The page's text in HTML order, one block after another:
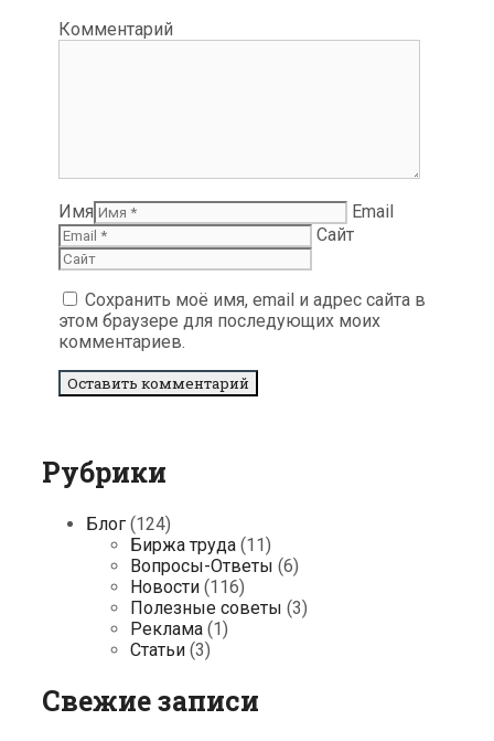
Комментарий
Имя
Email
Сайт
Сохранить моё имя, email и адрес сайта в
этом браузере для последующих моих
комментариев.
Рубрики
Блог (124)
Биржа труда (11)
Вопросы-Ответы (6)
Новости (116)
Полезные советы (3)
Реклама (1)
Статьи (3)
Свежие записи